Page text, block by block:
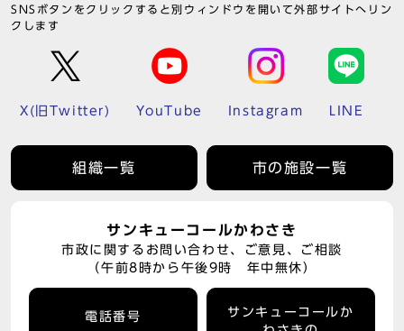
SNSボタンをクリックすると別ウィンドウを開いて外部サイトへリン
クします
X(旧Twitter) YouTube Instagram LINE
組織一覧 市の施設一覧
サンキューコールかわさき
市政に関するお問い合わせ、ご意見、ご相談
（午前8時から午後9時 年中無休）
電話番号
サンキューコールか